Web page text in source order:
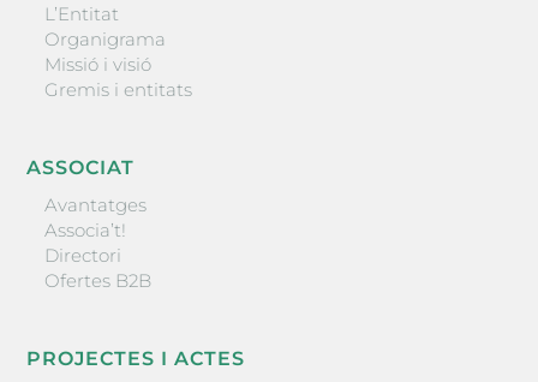
L’Entitat
Organigrama
Missió i visió
Gremis i entitats
ASSOCIAT
Avantatges
Associa’t!
Directori
Ofertes B2B
PROJECTES I ACTES